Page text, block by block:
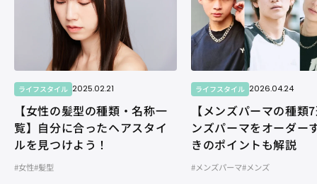
ライフスタイル 2025.02.21
【女性の髪型の種類・名称一
覧】自分に合ったヘアスタイ
ルを見つけよう！
#女性#髪型
ライフスタイル 2026.04.24
【メンズパーマの種類
ンズパーマをオーダー
きのポイントも解説
#メンズパーマ#メンズ